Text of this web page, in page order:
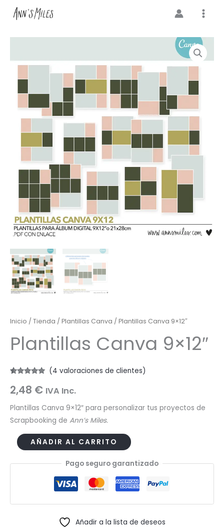
Inicio / Tienda / Plantillas Canva / Plantillas Canva 9×12″
Plantillas Canva 9×12″
con5.00de
5 en base
valoraciones
(4 valoraciones de clientes)
2,48 € IVA Inc.
Plantillas Canva 9×12″ para personalizar tus proyectos de
Scrapbooking de Ann’s Miles.
Plantillas
Canva
9x12"
AÑADIR AL CARRITO
Pago seguro garantizado
Añadir a la lista de deseos
9x12"